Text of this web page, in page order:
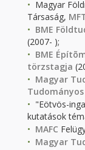
Magyar
Társaság,
BME
(2007- );
BME
törzstagja
Magyar
"Eötvös-
kutatások
MAFC
Magyar